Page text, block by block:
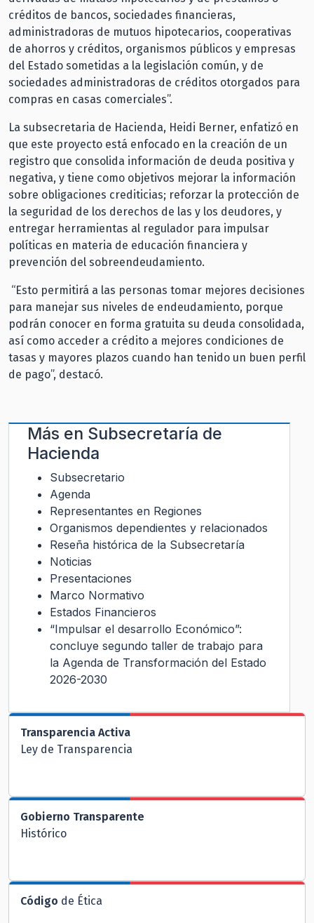
créditos de bancos, sociedades financieras,
administradoras de mutuos hipotecarios, cooperativas
de ahorros y créditos, organismos públicos y empresas
del Estado sometidas a la legislación común, y de
sociedades administradoras de créditos otorgados para
compras en casas comerciales”.
La subsecretaria de Hacienda, Heidi Berner, enfatizó en
que este proyecto está enfocado en la creación de un
registro que consolida información de deuda positiva y
negativa, y tiene como objetivos mejorar la información
sobre obligaciones crediticias; reforzar la protección de
la seguridad de los derechos de las y los deudores, y
entregar herramientas al regulador para impulsar
políticas en materia de educación financiera y
prevención del sobreendeudamiento.
“Esto permitirá a las personas tomar mejores decisiones
para manejar sus niveles de endeudamiento, porque
podrán conocer en forma gratuita su deuda consolidada,
así como acceder a crédito a mejores condiciones de
tasas y mayores plazos cuando han tenido un buen perfil
de pago”, destacó.
Más en Subsecretaría de
Hacienda
Subsecretario
Agenda
Representantes en Regiones
Organismos dependientes y relacionados
Reseña histórica de la Subsecretaría
Noticias
Presentaciones
Marco Normativo
Estados Financieros
“Impulsar el desarrollo Económico”:
concluye segundo taller de trabajo para
la Agenda de Transformación del Estado
2026-2030
Transparencia Activa
Ley de Transparencia
Gobierno Transparente
Histórico
Código de Ética